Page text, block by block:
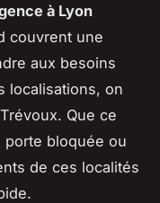
à Lyon
couvrent une
aux besoins
localisations, on
Que ce
porte bloquée ou
de ces localités